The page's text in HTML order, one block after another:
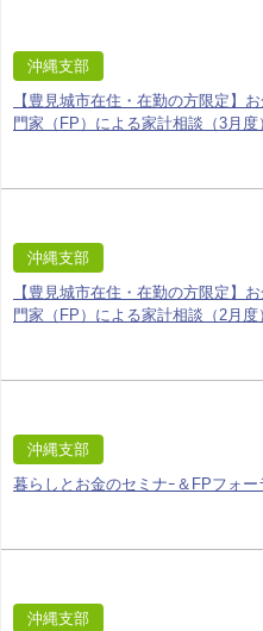
沖縄支部
【豊見城市在住・在勤の方限定】
門家（FP）による家計相談（3月度
沖縄支部
【豊見城市在住・在勤の方限定】
門家（FP）による家計相談（2月度
沖縄支部
暮らしとお金のセミナｰ＆FPフォー
沖縄支部